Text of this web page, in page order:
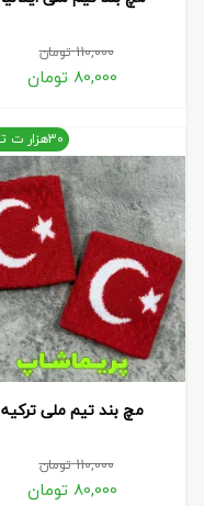
110,000تومان
80,000 تومان
مچ بند تیم ملی ترکیه
110,000تومان
80,000 تومان
30هزار ت تخفیف